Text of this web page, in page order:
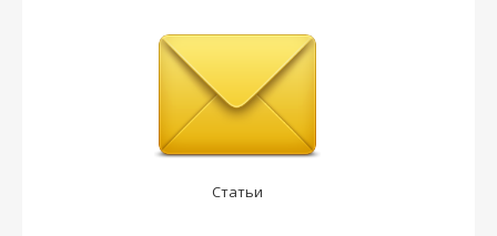
Статьи